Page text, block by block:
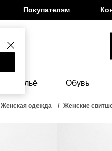
Покупателям
Бельё Обувь
Женская одежда Женские